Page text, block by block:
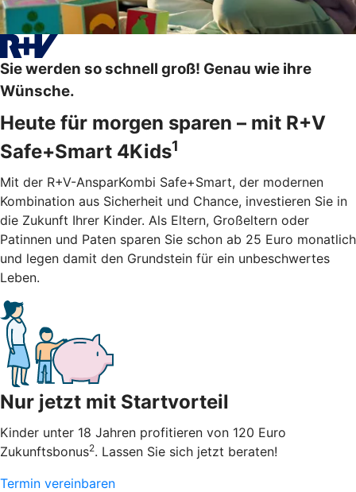
Sie werden so schnell groß! Genau wie ihre
Wünsche.
Heute für morgen sparen – mit R+V
Safe+Smart 4Kids1
Mit der R+V-AnsparKombi Safe+Smart, der modernen
Kombination aus Sicherheit und Chance, investieren Sie in
die Zukunft Ihrer Kinder. Als Eltern, Großeltern oder
Patinnen und Paten sparen Sie schon ab 25 Euro monatlich
und legen damit den Grundstein für ein unbeschwertes
Leben.
Nur jetzt mit Startvorteil
Kinder unter 18 Jahren profitieren von 120 Euro
Zukunftsbonus2. Lassen Sie sich jetzt beraten!
Termin vereinbaren